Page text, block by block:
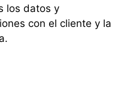
los datos y
con el cliente y la